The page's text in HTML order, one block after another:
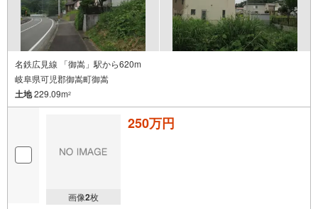
名鉄広見線 「御嵩」駅から620m
岐阜県可児郡御嵩町御嵩
土地229.09m2
画像2枚
250万円